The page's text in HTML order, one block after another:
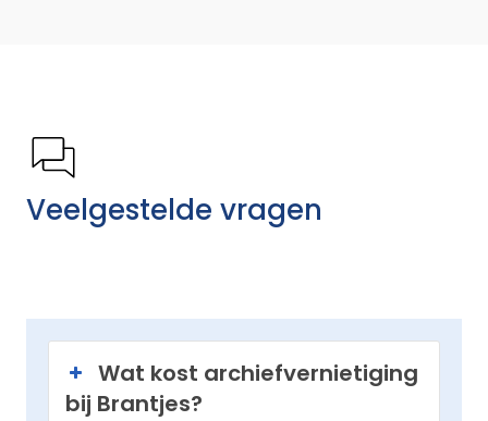
Veelgestelde vragen
Wat kost archiefvernietiging
bij Brantjes?